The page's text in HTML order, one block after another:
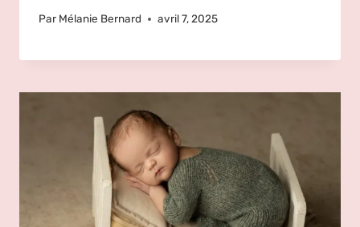
Par Mélanie Bernard avril 7, 2025